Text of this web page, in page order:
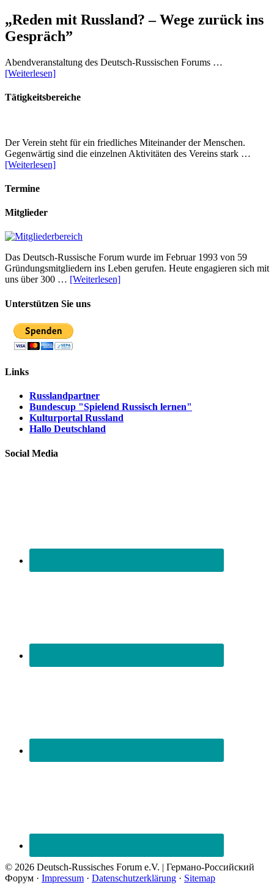
„Reden mit Russland? – Wege zurück ins
Gespräch”
Abendveranstaltung des Deutsch-Russischen Forums …
[Weiterlesen]
Tätigkeitsbereiche
Der Verein steht für ein friedliches Miteinander der Menschen.
Gegenwärtig sind die einzelnen Aktivitäten des Vereins stark …
[Weiterlesen]
Termine
Mitglieder
Das Deutsch-Russische Forum wurde im Februar 1993 von 59
Gründungsmitgliedern ins Leben gerufen. Heute engagieren sich mit
uns über 300 … [Weiterlesen]
Unterstützen Sie uns
Links
Russlandpartner
Bundescup "Spielend Russisch lernen"
Kulturportal Russland
Hallo Deutschland
Social Media
© 2026 Deutsch-Russisches Forum e.V. | Германо-Российский
Форум · Impressum · Datenschutzerklärung · Sitemap